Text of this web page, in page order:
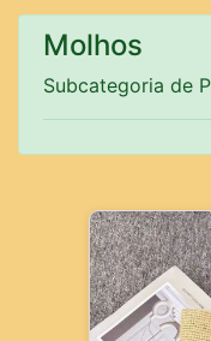
Molhos
Subcategoria de